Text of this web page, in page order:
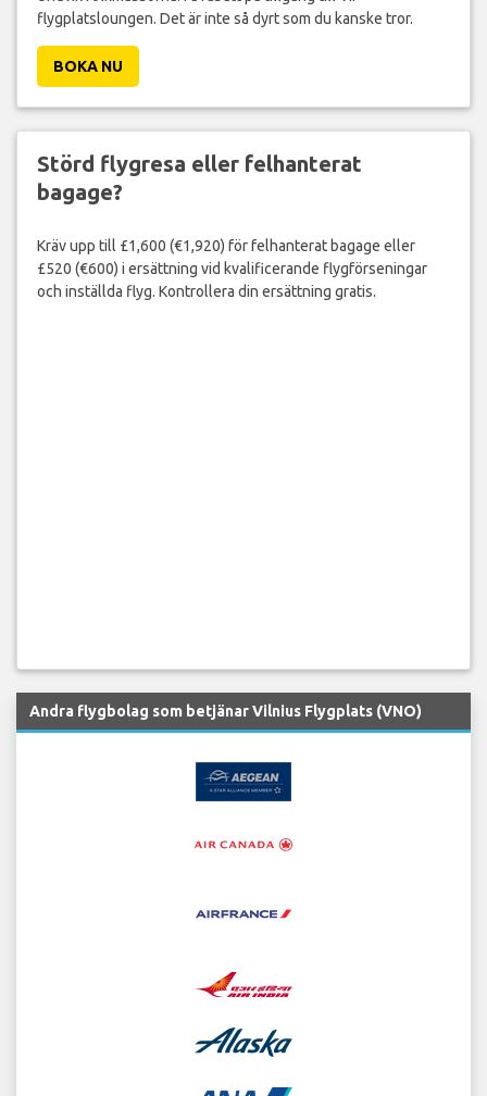
flygplatsloungen. Det är inte så dyrt som du kanske tror.
BOKA NU
Störd flygresa eller felhanterat
bagage?
Kräv upp till £1,600 (€1,920) för felhanterat bagage eller
£520 (€600) i ersättning vid kvalificerande flygförseningar
och inställda flyg. Kontrollera din ersättning gratis.
Andra flygbolag som betjänar Vilnius Flygplats (VNO)